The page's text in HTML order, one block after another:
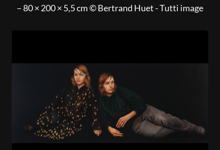
– 80 × 200 × 5,5 cm © Bertrand Huet - Tutti image